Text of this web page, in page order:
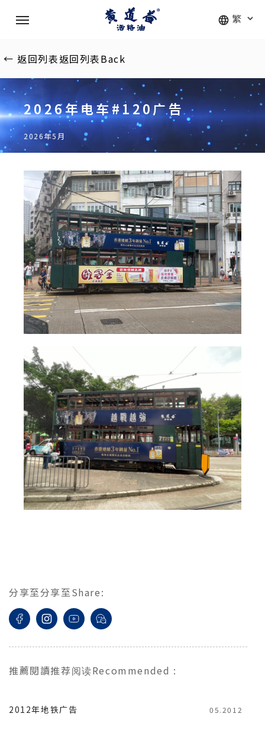
content
Menu
← 返回列表返回列表Back
2026年电车#120广告
2026年5月
分享至分享至Share:
推薦閱讀推荐阅读Recommended :
2012年地铁广告 05.2012